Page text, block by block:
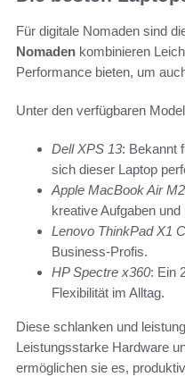
Für digitale Nomaden sind
Nomaden kombinieren
Performance bieten, um
Unter den verfügbaren
Dell XPS 13: Bekannt
sich dieser Laptop
Apple MacBook Air M2
kreative Aufgaben und
Lenovo ThinkPad X1
Business-Profis.
HP Spectre x360: Ein
Flexibilität im Alltag.
Diese schlanken und
Leistungsstarke Hardware
ermöglichen sie es,